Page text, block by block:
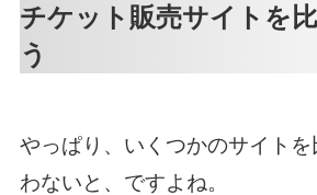
チケット販売サイトを
う
やっぱり、いくつかのサイト
わないと、ですよね。